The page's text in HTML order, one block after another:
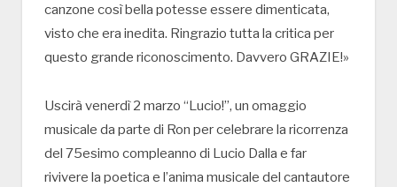
canzone così bella potesse essere dimenticata,
visto che era inedita. Ringrazio tutta la critica per
questo grande riconoscimento. Davvero GRAZIE!»
Uscirà venerdì 2 marzo “Lucio!”, un omaggio
musicale da parte di Ron per celebrare la ricorrenza
del 75esimo compleanno di Lucio Dalla e far
rivivere la poetica e l’anima musicale del cantautore